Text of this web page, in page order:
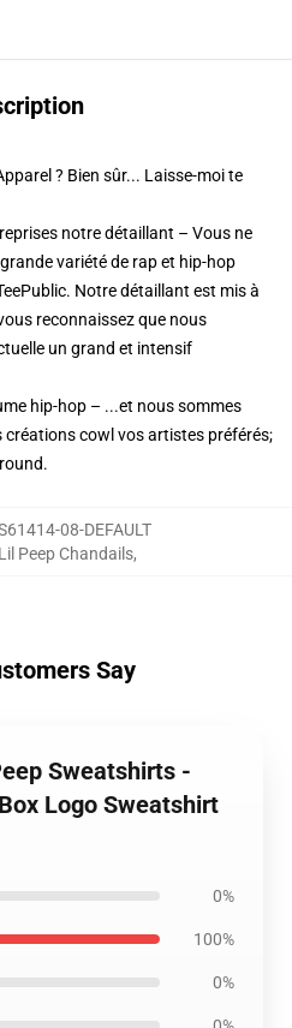
? Bien sûr... Laisse-moi te
notre détaillant – Vous ne
variété de rap et hip-hop
Notre détaillant est mis à
reconnaissez que nous
un grand et intensif
hip-hop – ...et nous sommes
créations cowl vos artistes préférés;
08-DEFAULT
Lil Peep Chandails,
Say
Sweatshirts -
Logo Sweatshirt
0%
100%
0%